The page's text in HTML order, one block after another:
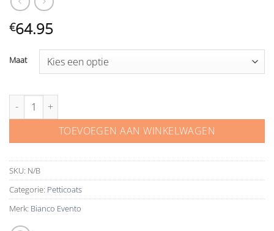
€64.95
Maat
Bianco Evento petticoat H16 aantal
TOEVOEGEN AAN WINKELWAGEN
SKU: N/B
Categorie: Petticoats
Merk: Bianco Evento